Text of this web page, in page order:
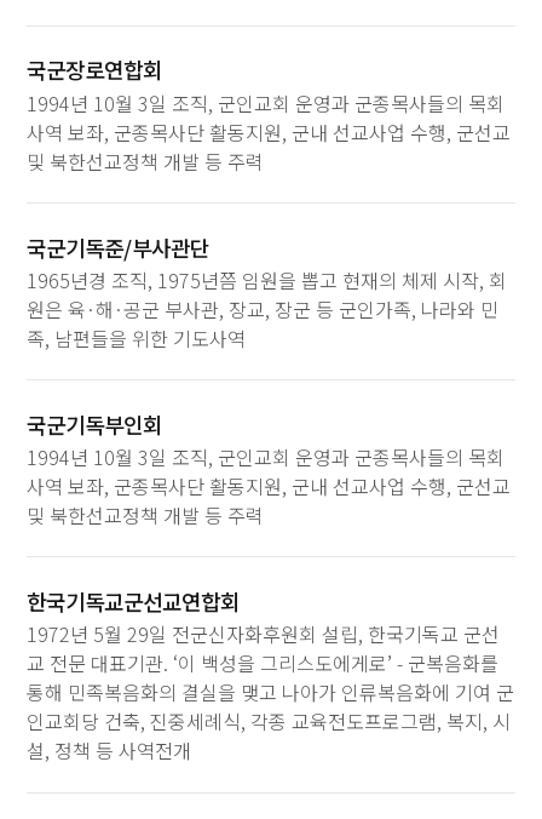
국군장로연합회
1994년 10월 3일 조직, 군인교회 운영과 군종목사들의 목회
사역 보좌, 군종목사단 활동지원, 군내 선교사업 수행, 군선교
및 북한선교정책 개발 등 주력
국군기독준/부사관단
1965년경 조직, 1975년쯤 임원을 뽑고 현재의 체제 시작, 회
원은 육·해·공군 부사관, 장교, 장군 등 군인가족, 나라와 민
족, 남편들을 위한 기도사역
국군기독부인회
1994년 10월 3일 조직, 군인교회 운영과 군종목사들의 목회
사역 보좌, 군종목사단 활동지원, 군내 선교사업 수행, 군선교
및 북한선교정책 개발 등 주력
한국기독교군선교연합회
1972년 5월 29일 전군신자화후원회 설립, 한국기독교 군선
교 전문 대표기관. ‘이 백성을 그리스도에게로’ - 군복음화를
통해 민족복음화의 결실을 맺고 나아가 인류복음화에 기여 군
인교회당 건축, 진중세례식, 각종 교육전도프로그램, 복지, 시
설, 정책 등 사역전개